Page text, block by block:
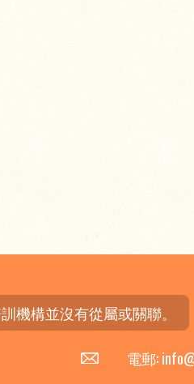
機構並沒有從屬或關聯。
電郵: